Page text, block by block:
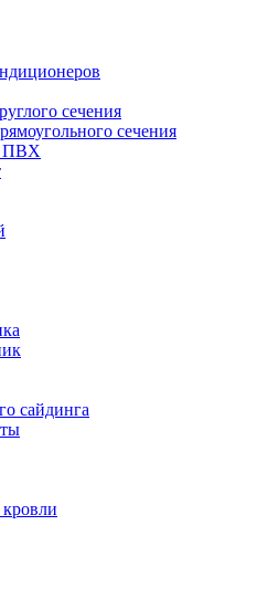
сечения
сечения
ПВХ
сайдинга